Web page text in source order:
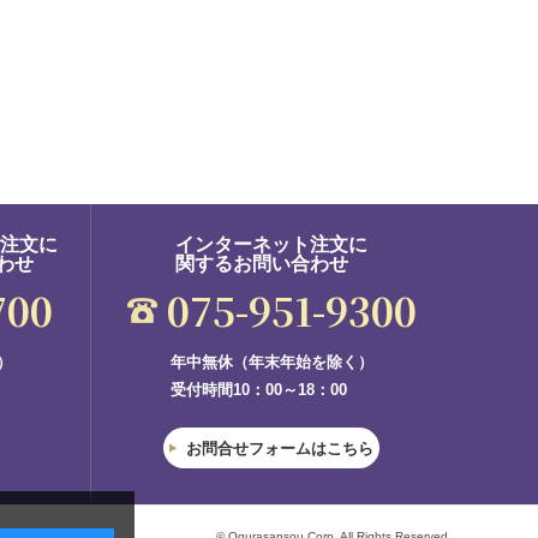
文に
せ
インターネット注文に
関するお問い合わせ
075-951-9300
年中無休（年末年始を除く）
受付時間10：00～18：00
お問合せフォームはこちら